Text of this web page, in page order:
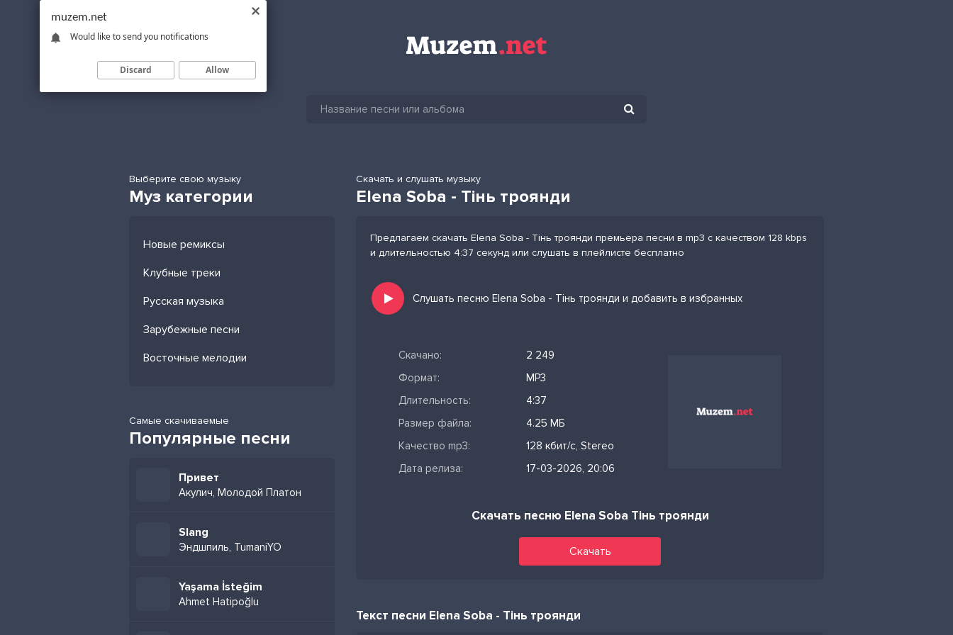
Выберите свою музыку
Муз категории
Новые ремиксы
Клубные треки
Русская музыка
Зарубежные песни
Восточные мелодии
Самые скачиваемые
Популярные песни
Привет
Акулич, Молодой Платон
Slang
Эндшпиль, TumaniYO
Yaşama İsteğim
Ahmet Hatipoğlu
Скачать и слушать музыку
Elena Soba - Тінь троянди
Предлагаем скачать Elena Soba - Тінь троянди премьера песни в mp3 с качеством 128 kbps
и длительностью 4:37 секунд или слушать в плейлисте бесплатно
Слушать песню Elena Soba - Тінь троянди и добавить в избранных
Скачано:
2 249
Формат:
MP3
Длительность:
4:37
Размер файла:
4.25 МБ
Качество mp3:
128 кбит/с, Stereo
Дата релиза:
17-03-2026, 20:06
Скачать песню Elena Soba Тінь троянди
Скачать
Текст песни Elena Soba - Тінь троянди
muzem.net
Would like to send you notifications
Discard Allow